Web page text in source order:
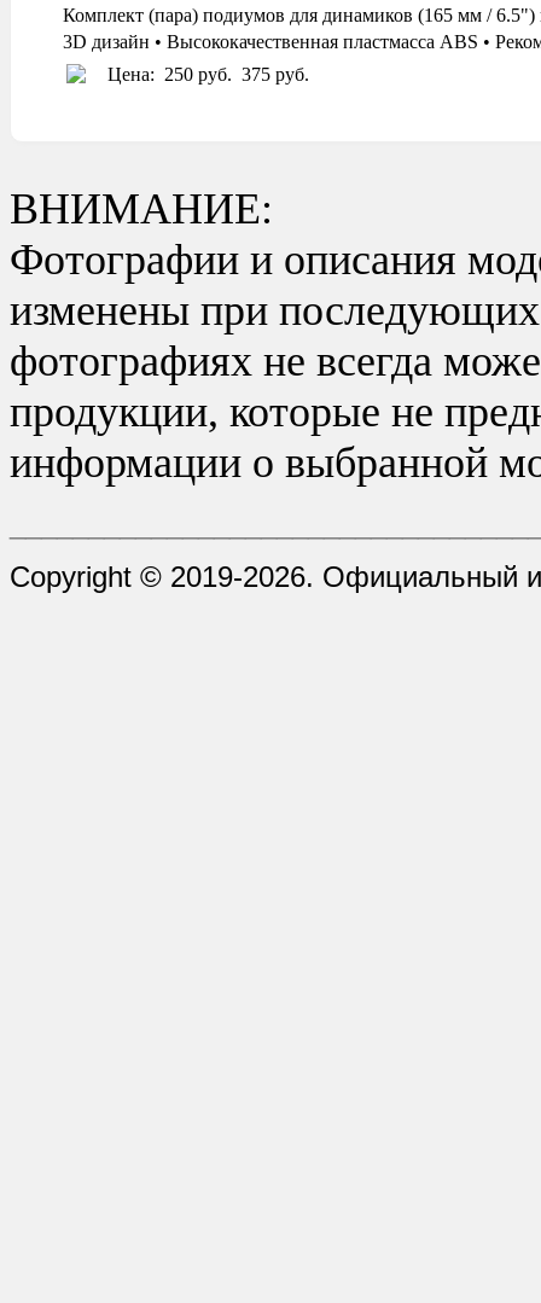
Комплект (пара) подиумов для динамиков (165 мм /
3D дизайн • Высококачественная пластмасса ABS •
Цена: 250 руб. 375 руб.
ВНИМАНИЕ:
Фотографии и описания
изменены при последующих
фотографиях не всегда
продукции, которые не
информации о выбранной
Copyright © 2019-2026. Официальный